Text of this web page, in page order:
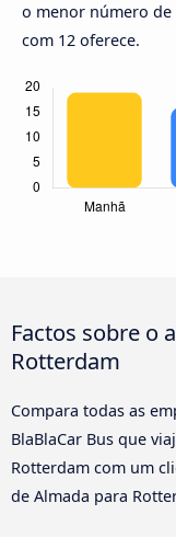
o menor número de
com 12 oferece.
Factos sobre o
Rotterdam
Compara todas as
BlaBlaCar Bus que
Rotterdam com um
de Almada para